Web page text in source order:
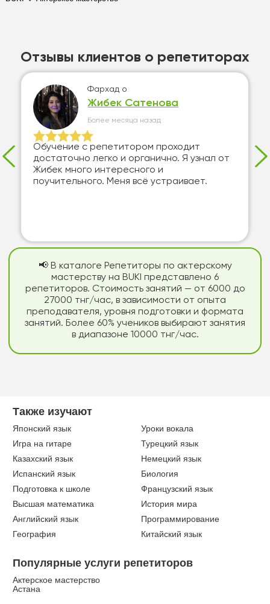
Отзывы клиентов о репетиторах
Фархад о
Жибек Сатенова
Более месяца назад
Обучение с репетитором проходит
достаточно легко и органично. Я узнал от
Жибек много интересного и
поучительного. Меня всё устраивает.
📢 В каталоге Репетиторы по актерскому
мастерству на BUKI представлено 6
репетиторов. Стоимость занятий — от 6000 до
27000 тнг/час, в зависимости от опыта
преподавателя, уровня подготовки и формата
занятий. Более 60% учеников выбирают занятия
в диапазоне 10000 тнг/час.
Также изучают
Японский язык
Уроки вокала
Игра на гитаре
Турецкий язык
Казахский язык
Немецкий язык
Испанский язык
Биология
Подготовка к школе
Французский язык
Высшая математика
История мира
Английский язык
Программирование
География
Китайский язык
Популярные услуги репетиторов
Актерское мастерство
Астана